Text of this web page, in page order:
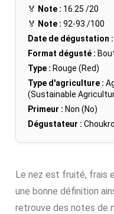
🏅 Note : 16.25 /20
🏅 Note : 92-93 /100
Date de dégustation :
Format dégusté :
Type : Rouge (Red)
Type d'agriculture :
(Sustainable
Primeur : Non (No)
Dégustateur :
Le nez est fruité, frais
une bonne définition
retrouve des notes de